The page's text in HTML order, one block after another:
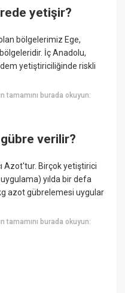
yetişir?
bölgelerimiz Ege,
İç Anadolu,
yetiştiriciliğinde riskli
tamamını burada okuyun:
gübre verilir?
Azot'tur. Birçok yetiştirici
yılda bir defa
azot gübrelemesi uygular
tamamını burada okuyun: